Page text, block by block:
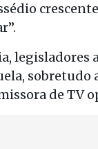
legisladores
de TV